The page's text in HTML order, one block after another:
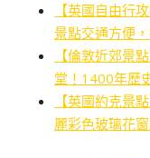
【英國自由行
景點交通方便
【倫敦近郊景
堂！1400年歷
【英國約克景
麗彩色玻璃花